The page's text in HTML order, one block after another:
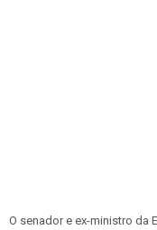
O senador e ex-ministro da